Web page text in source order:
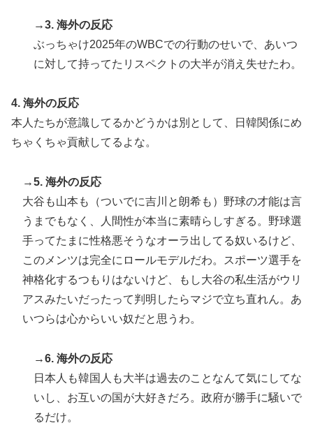
→3. 海外の反応
ぶっちゃけ2025年のWBCでの行動のせいで、あいつ
に対して持ってたリスペクトの大半が消え失せたわ。
4. 海外の反応
本人たちが意識してるかどうかは別として、日韓関係にめ
ちゃくちゃ貢献してるよな。
→5. 海外の反応
大谷も山本も（ついでに吉川と朗希も）野球の才能は言
うまでもなく、人間性が本当に素晴らしすぎる。野球選
手ってたまに性格悪そうなオーラ出してる奴いるけど、
このメンツは完全にロールモデルだわ。スポーツ選手を
神格化するつもりはないけど、もし大谷の私生活がウリ
アスみたいだったって判明したらマジで立ち直れん。あ
いつらは心からいい奴だと思うわ。
→6. 海外の反応
日本人も韓国人も大半は過去のことなんて気にしてな
いし、お互いの国が大好きだろ。政府が勝手に騒いで
るだけ。